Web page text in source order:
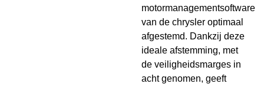
motormanagementsoftware
van de chrysler optimaal
afgestemd. Dankzij deze
ideale afstemming, met
de veiligheidsmarges in
acht genomen, geeft